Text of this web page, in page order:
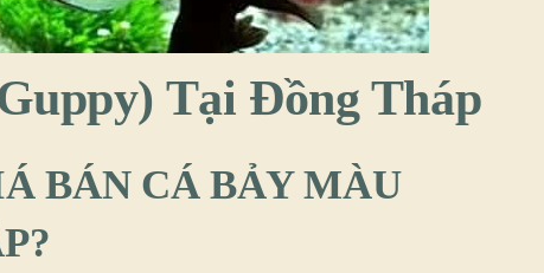
Tại Đồng Tháp
BÁN CÁ BẢY MÀU